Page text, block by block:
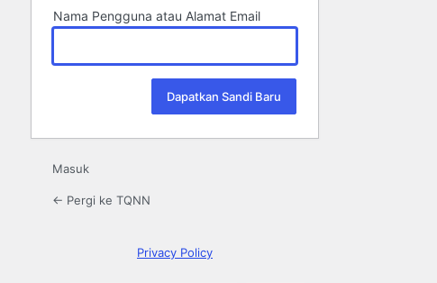
Nama Pengguna atau Alamat Email
Masuk
← Pergi ke TQNN
Privacy Policy